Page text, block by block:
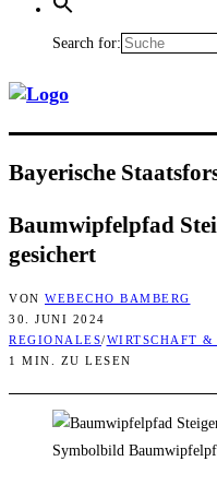
Search for:
Baye­ri­sche
Baum­wip­fel­pfad
gesichert
VON WEBECHO BAMBERG
30. JUNI 2024
REGIONALES/WIRTSCHAFT &
1 MIN. ZU LESEN
Symbolbild